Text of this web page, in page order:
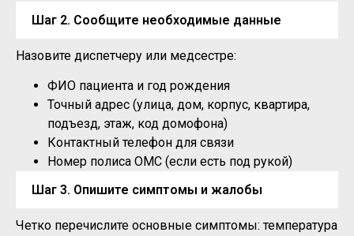
Шаг 2. Сообщите необходимые данные
Назовите диспетчеру или медсестре:
ФИО пациента и год рождения
Точный адрес (улица, дом, корпус, квартира,
подъезд, этаж, код домофона)
Контактный телефон для связи
Номер полиса ОМС (если есть под рукой)
Шаг 3. Опишите симптомы и жалобы
Четко перечислите основные симптомы: температура